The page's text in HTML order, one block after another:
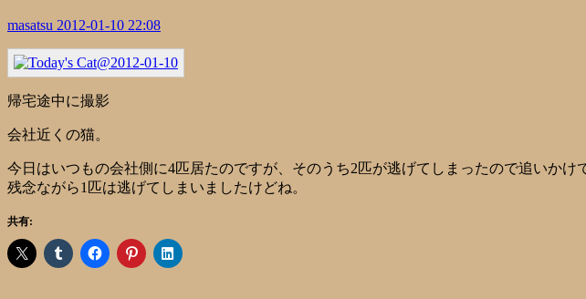
masatsu 2012-01-10 22:08
帰宅途中に撮影
会社近くの猫。
今日はいつもの会社側に4匹居たのですが、そのうち2匹が逃げてしまったので追いかけ
残念ながら1匹は逃げてしまいましたけどね。
共有: